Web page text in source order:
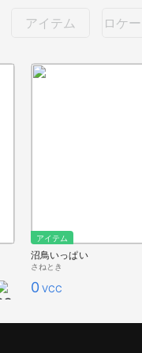
アイテム ロケ
アイテム
沼鳥いっぱい
さねとき
0 VCC